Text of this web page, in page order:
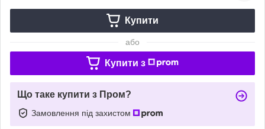
Купити
або
Купити з
Що таке купити з Пром?
Замовлення під захистом